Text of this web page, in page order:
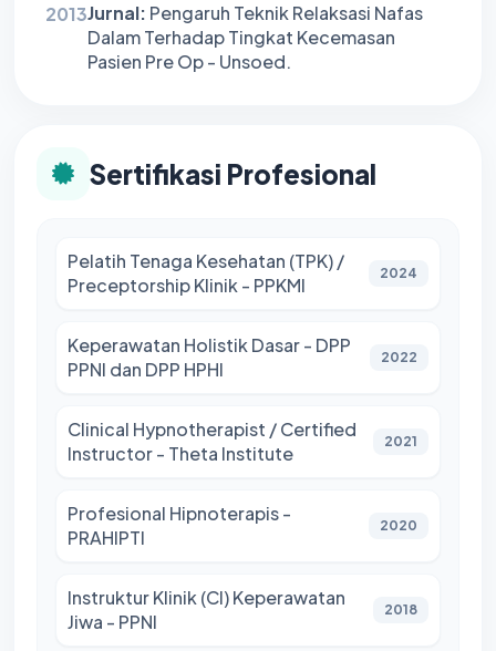
2013Jurnal: Pengaruh Teknik Relaksasi Nafas
Dalam Terhadap Tingkat Kecemasan
Pasien Pre Op - Unsoed.
Sertifikasi Profesional
Pelatih Tenaga Kesehatan (TPK) /
Preceptorship Klinik - PPKMI
2024
Keperawatan Holistik Dasar - DPP
PPNI dan DPP HPHI
2022
Clinical Hypnotherapist / Certified
Instructor - Theta Institute
2021
Profesional Hipnoterapis -
PRAHIPTI
2020
Instruktur Klinik (CI) Keperawatan
Jiwa - PPNI
2018